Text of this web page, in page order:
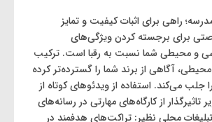
راهی برای اثبات کیفیت و تمایز
برای برجسته کردن ویژگی‌های
و محیطی شما نسبت به رقبا است. ترکیب
آگاهی از برند شما را گسترده‌تر کرده
جلب می‌کند. استفاده از ویدئوهای کوتاه از
از کارگاه‌های مهارتی در رسانه‌های
تبلیغات محلی نظیر: تراکت‌های هدفمند در